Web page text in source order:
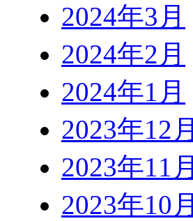
2024年3月
2024年2月
2024年1月
2023年12月
2023年11月
2023年10月